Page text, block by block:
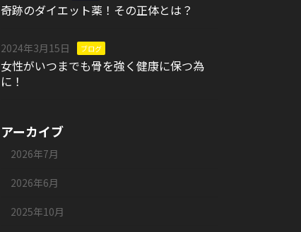
奇跡のダイエット薬！その正体とは？
2024年3月15日 ブログ
女性がいつまでも骨を強く健康に保つ為
に！
アーカイブ
2026年7月
2026年6月
2025年10月